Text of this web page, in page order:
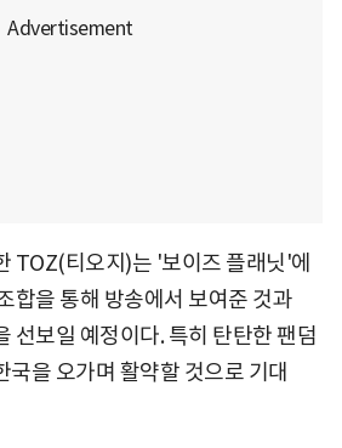
TOZ(티오지)는 '보이즈 플래닛'에
합을 통해 방송에서 보여준 것과
선보일 예정이다. 특히 탄탄한 팬덤
국을 오가며 활약할 것으로 기대